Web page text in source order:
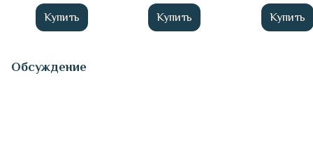
MICROSTOP M2
RAINBOW
Купить Купить
MICROSTOP
Купить
Обсуждение